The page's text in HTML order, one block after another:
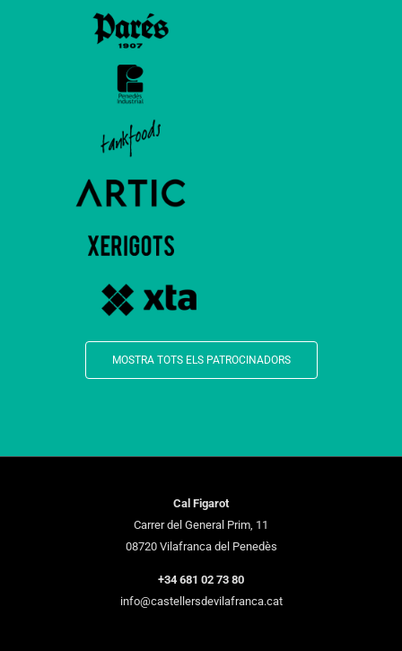
MOSTRA TOTS ELS PATROCINADORS
Cal Figarot
Carrer del General Prim, 11
08720 Vilafranca del Penedès
+34 681 02 73 80
info@castellersdevilafranca.cat